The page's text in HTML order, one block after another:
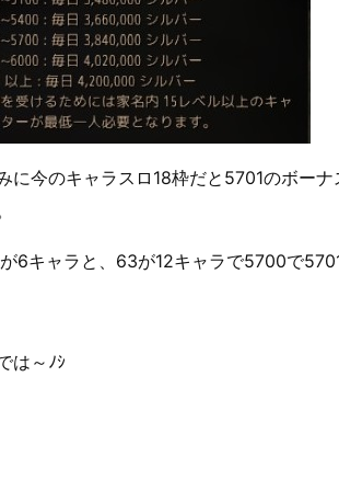
に今のキャラスロ18枠だと5701のボー
が6キャラと、63が12キャラで5700で
は～ﾉｼ